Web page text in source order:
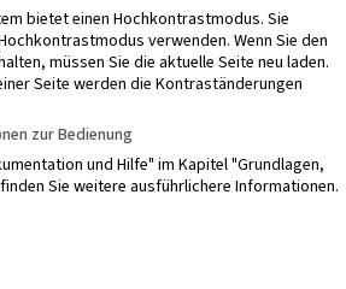
bietet einen Hochkontrastmodus. Sie
verwenden. Wenn Sie den
müssen Sie die aktuelle Seite neu laden.
Seite werden die Kontraständerungen
zur Bedienung
und Hilfe" im Kapitel "Grundlagen,
Sie weitere ausführlichere Informationen.